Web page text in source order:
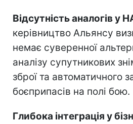
Відсутність аналогів у
керівництво Альянсу
немає суверенної
аналізу супутникових
зброї та автоматичного
боєприпасів на полі бою.
Глибока інтеграція у